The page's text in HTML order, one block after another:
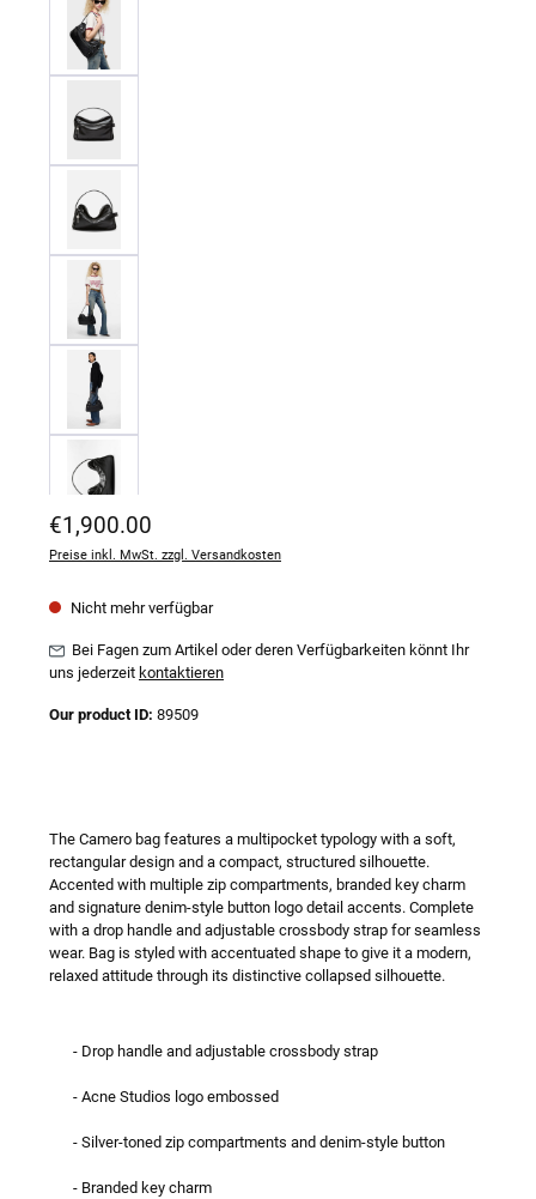
Regulärer Preis:
€1,900.00
Preise inkl. MwSt. zzgl. Versandkosten
Nicht mehr verfügbar
Bei Fagen zum Artikel oder deren Verfügbarkeiten könnt Ihr
uns jederzeit kontaktieren
Our product ID: 89509
The Camero bag features a multipocket typology with a soft,
rectangular design and a compact, structured silhouette.
Accented with multiple zip compartments, branded key charm
and signature denim-style button logo detail accents. Complete
with a drop handle and adjustable crossbody strap for seamless
wear. Bag is styled with accentuated shape to give it a modern,
relaxed attitude through its distinctive collapsed silhouette.
- Drop handle and adjustable crossbody strap
- Acne Studios logo embossed
- Silver-toned zip compartments and denim-style button
- Branded key charm